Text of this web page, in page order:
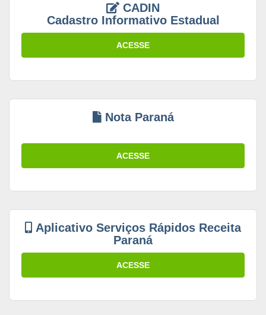
CADIN
Cadastro Informativo Estadual
ACESSE
Nota Paraná
ACESSE
Aplicativo Serviços Rápidos Receita
Paraná
ACESSE